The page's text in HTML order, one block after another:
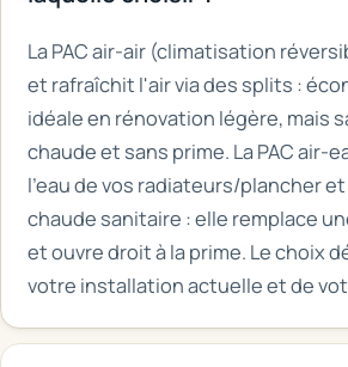
La PAC air-air (climatisation
et rafraîchit l'air via des splits :
idéale en rénovation légère, mais
chaude et sans prime. La PAC air-
l'eau de vos radiateurs/plancher
chaude sanitaire : elle remplace
et ouvre droit à la prime. Le choix
votre installation actuelle et de